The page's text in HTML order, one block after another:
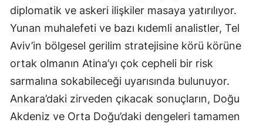
diplomatik ve askeri ilişkiler masaya yatırılıyor.
Yunan muhalefeti ve bazı kıdemli analistler, Tel
Aviv’in bölgesel gerilim stratejisine körü körüne
ortak olmanın Atina’yı çok cepheli bir risk
sarmalına sokabileceği uyarısında bulunuyor.
Ankara’daki zirveden çıkacak sonuçların, Doğu
Akdeniz ve Orta Doğu’daki dengeleri tamamen